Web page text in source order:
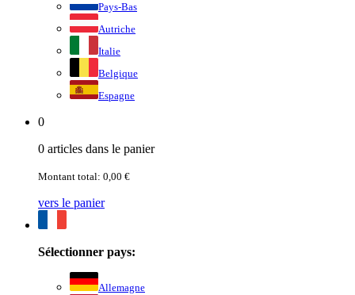
Pays-Bas
Autriche
Italie
Belgique
Espagne
0
0 articles dans le panier
Montant total: 0,00 €
vers le panier
Sélectionner pays:
Allemagne